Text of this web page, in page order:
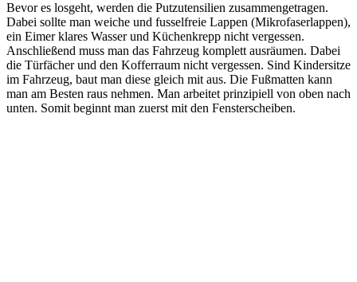
Bevor es losgeht, werden die Putzutensilien zusammengetragen.
Dabei sollte man weiche und fusselfreie Lappen (Mikrofaserlappen),
ein Eimer klares Wasser und Küchenkrepp nicht vergessen.
Anschließend muss man das Fahrzeug komplett ausräumen. Dabei
die Türfächer und den Kofferraum nicht vergessen. Sind Kindersitze
im Fahrzeug, baut man diese gleich mit aus. Die Fußmatten kann
man am Besten raus nehmen. Man arbeitet prinzipiell von oben nach
unten. Somit beginnt man zuerst mit den Fensterscheiben.